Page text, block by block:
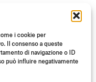
i cookie per
Il consenso a queste
di navigazione o ID
può influire negativamente